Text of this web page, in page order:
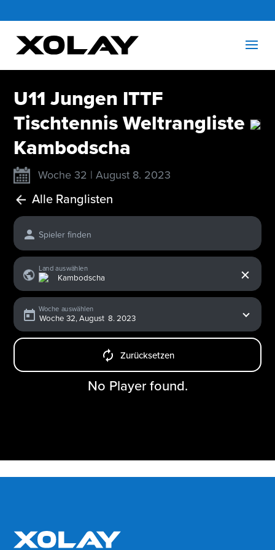
U11 Jungen ITTF
Tischtennis Weltrangliste
Kambodscha
Woche 32 | August 8. 2023
Alle Ranglisten
Spieler finden
Land auswählen
Woche auswählen
Zurücksetzen
No Player found.